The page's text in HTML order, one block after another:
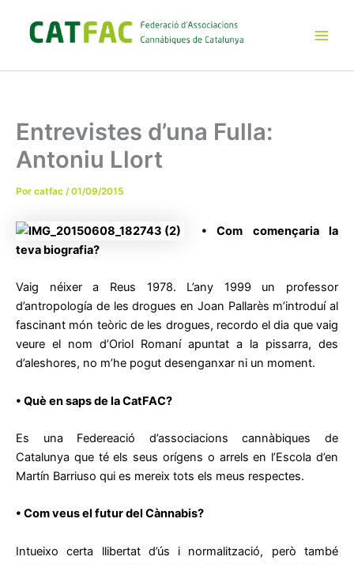
contenido
Entrevistes d’una Fulla:
Antoniu Llort
Por catfac /01/09/2015
• Com començaria la
teva biografia?
Vaig néixer a Reus 1978. L’any 1999 un professor
d’antropología de les drogues en Joan Pallarès m’introduí al
fascinant món teòric de les drogues, recordo el dia que vaig
veure el nom d’Oriol Romaní apuntat a la pissarra, des
d’aleshores, no m’he pogut desenganxar ni un moment.
• Què en saps de la CatFAC?
Es una Federeació d’associacions cannàbiques de
Catalunya que té els seus orígens o arrels en l’Escola d’en
Martín Barriuso qui es mereix tots els meus respectes.
• Com veus el futur del Cànnabis?
Intueixo certa llibertat d’ús i normalització, però també